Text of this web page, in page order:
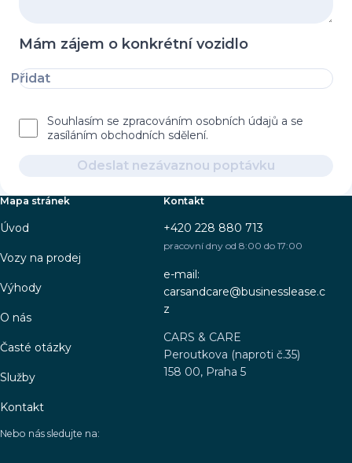
Mám zájem o konkrétní vozidlo
Přidat
Souhlasím se zpracováním osobních údajů a se
zasíláním obchodních sdělení.
Odeslat nezávaznou poptávku
Mapa stránek
Úvod
Vozy na prodej
Výhody
O nás
Časté otázky
Služby
Kontakt
Kontakt
+420 228 880 713
pracovní dny od 8:00 do 17:00
e-mail:
carsandcare@businesslease.c
z
CARS & CARE
Peroutkova (naproti č.35)
158 00, Praha 5
Nebo nás sledujte na: